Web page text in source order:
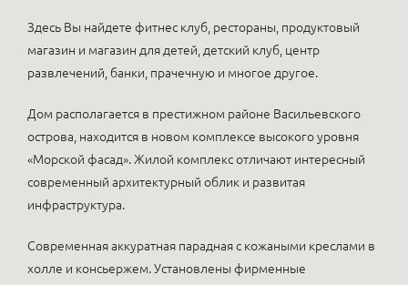
Здесь Вы найдете фитнес клуб, рестораны, продуктовый
магазин и магазин для детей, детский клуб, центр
развлечений, банки, прачечную и многое другое.
Дом располагается в престижном районе Васильевского
острова, находится в новом комплексе высокого уровня
«Морской фасад». Жилой комплекс отличают интересный
современный архитектурный облик и развитая
инфраструктура.
Современная аккуратная парадная с кожаными креслами в
холле и консьержем. Установлены фирменные